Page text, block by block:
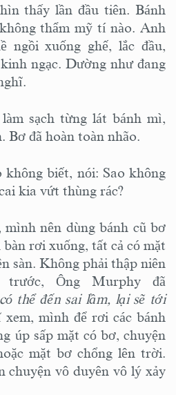
thấy lần đầu tiên. Bánh
thẩm mỹ tí nào. Anh
ngồi xuống ghế, lắc đầu,
ngạc. Dường như đang
sạch từng lát bánh mì,
Bơ đã hoàn toàn nhão.
biết, nói: Sao không
kia vứt thùng rác?
nên dùng bánh cũ bơ
rơi xuống, tất cả có mặt
sàn. Không phải thập niên
Ông Murphy đã
thể đến sai lầm, lại sẽ tới
mình để rơi các bánh
úp sấp mặt có bơ, chuyện
mặt bơ chổng lên trời.
chuyện vô duyên vô lý xảy